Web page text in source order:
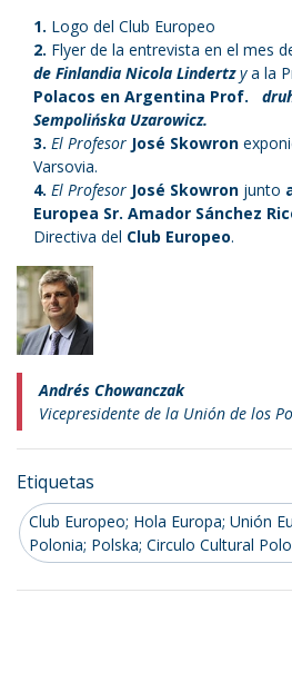
Logo del Club Europeo
Flyer de la entrevista en el mes
de Finlandia Nicola Lindertzya la
Polacos en Argentina Prof.
Sempolińska Uzarowicz.
El Profesor José Skowron
Varsovia.
El Profesor José Skowron junto
Europea Sr. Amador Sánchez
Directiva del Club Europeo.
Andrés Chowanczak
Vicepresidente de la Unión de los
Etiquetas
Club Europeo; Hola Europa; Unión
Polonia; Polska; Circulo Cultural